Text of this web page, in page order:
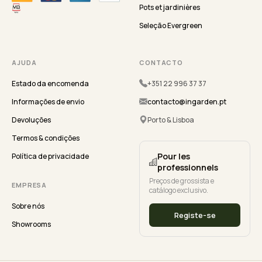
Pots et jardinières
Seleção Evergreen
AJUDA
Estado da encomenda
Informações de envio
Devoluções
Termos & condições
Política de privacidade
EMPRESA
Sobre nós
Showrooms
CONTACTO
+351 22 996 37 37
contacto@ingarden.pt
Porto & Lisboa
Pour les
professionnels
Preços de grossista e
catálogo exclusivo.
Registe-se